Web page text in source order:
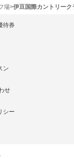
場 伊豆国際カントリー
待券
ン
せ
シー